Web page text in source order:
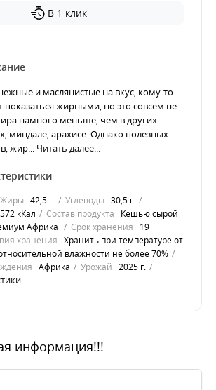
В 1 клик
и маслянистые на вкус, кому-то
показаться жирными, но это совсем не
намного меньше, чем в других
миндале, арахисе. Однако полезных
жир... Читать далее...
Жиры 42,5 г. Углеводы 30,5 г.
572 кКал Состав продукта
Кешью сырой
Африка
Срок хранения
19
хранения Хранить при температуре от
влажности не более 70%
Африка Урожай 2025 г.
информация!!!